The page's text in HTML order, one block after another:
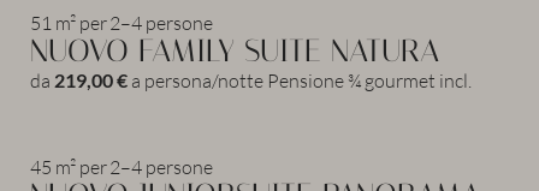
Last minute
Buoni regalo
51 m² per2–4 persone
NUOVO FAMILY SUITE NATURA
da 219,00 € a persona/notte Pensione ¾ gourmet incl.
45 m² per2–4 persone